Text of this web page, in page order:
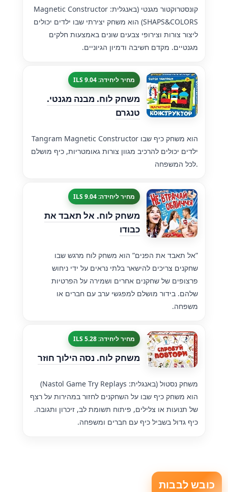
קונסטרוקטור מגנטי (באנגלית: Magnetic Constructor
SHAPS&COLORS) הוא משחק יצירתי שבו ילדים יכולים
ליצור צורות וצירופי צבעים שונים באמצעות חלקים
מגנטיים. מקדם חשיבה ודמיון הגיוניים.
מחיר ליחידה: 9.04 ILS
משחק לוח. מבנה מגנטי.
טנגרם
Tangram Magnetic Constructor הוא משחק כיף שבו
ילדים יכולים להרכיב מגוון צורות גאומטריות, כיף מושלם
לכל המשפחה.
מחיר ליחידה: 9.04 ILS
משחק לוח. אל תאבד את
כבודו
”אל תאבד את הפנים” הוא משחק לוח מרגש שבו
שחקנים צריכים להישאר בלתי נראים על ידי ניחוש
פרצופים של שחקנים אחרים ושמירה על הפרטיות
שלהם. בידור מושלם למפגשי ערב עם חברים או
משפחה.
מחיר ליחידה: 5.28 ILS
משחק לוח. נסה הילוך חוזר
משחק נסטול (באנגלית: Nastol Game Try Replays)
הוא משחק כיף שבו על השחקנים לחזור במהירות על רצף
של תנועות או צלילים, פיתוח תשומת לב, זיכרון ותגובה.
כיף גדול בשביל כיף עם חברים ומשפחה.
כובש לבבות